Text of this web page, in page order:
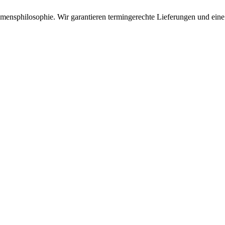
Wir garantieren termingerechte Lieferungen und